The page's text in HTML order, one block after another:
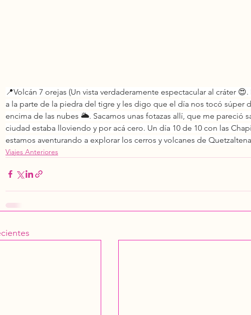
📍Volcán 7 orejas (Un vista verdaderamente espectacular al cráter
a la parte de la piedra del tigre y les digo que el día nos tocó súper
encima de las nubes 🌥️. Sacamos unas fotazas allí, que me pareció
ciudad estaba lloviendo y por acá cero. Un día 10 de 10 con las
estamos aventurando a explorar los cerros y volcanes de
Viajes Anteriores